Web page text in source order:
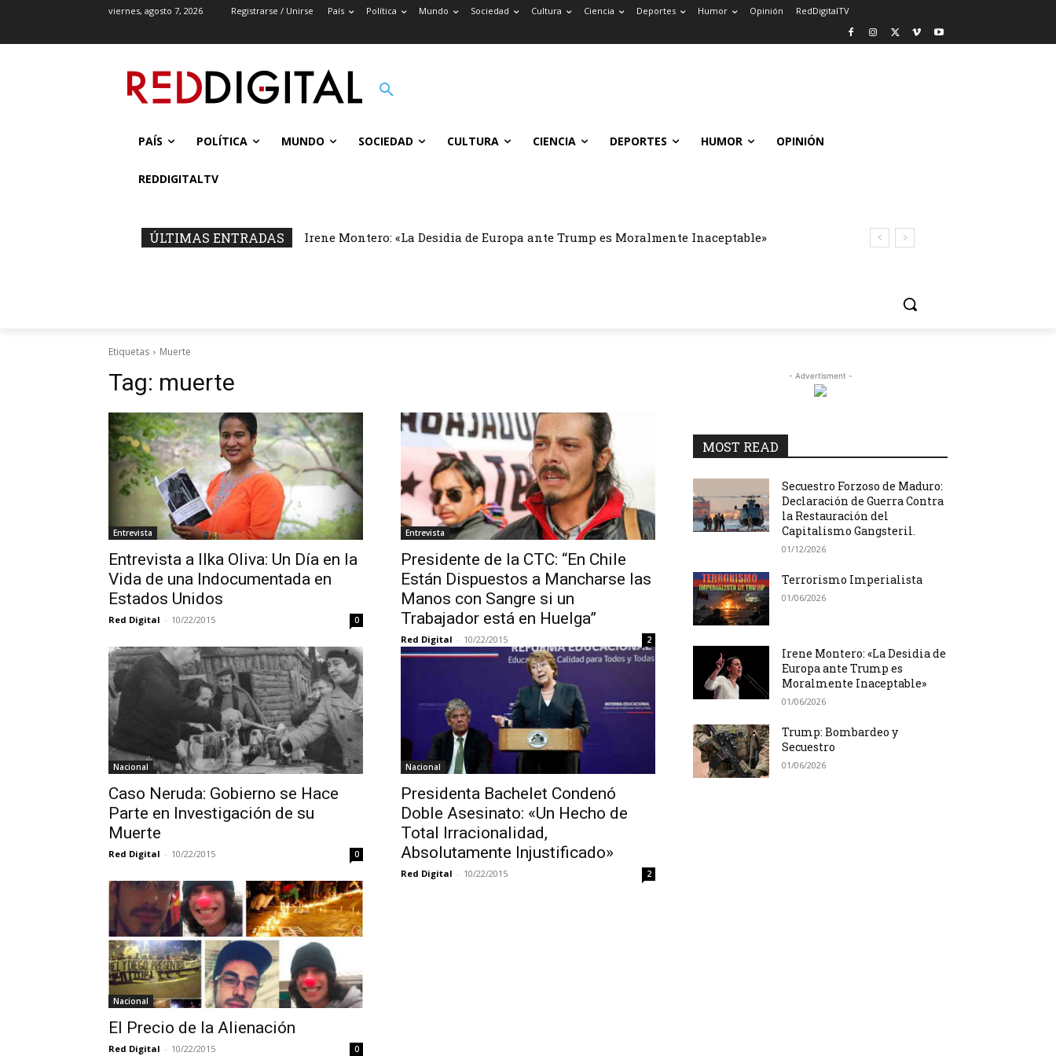
viernes, agosto 7, 2026 Registrarse / Unirse País Política Mundo Sociedad Cultura Ciencia Deportes Humor Opinión RedDigitalTV
PAÍS POLÍTICA MUNDO SOCIEDAD CULTURA CIENCIA DEPORTES HUMOR OPINIÓN
REDDIGITALTV
ÚLTIMAS ENTRADAS Irene Montero: «La Desidia de Europa ante Trump es Moralmente Inaceptable»
Etiquetas Muerte
Tag: muerte
Entrevista
Entrevista a Ilka Oliva: Un Día en la
Vida de una Indocumentada en
Estados Unidos
Red Digital - 10/22/2015 0
Entrevista
Presidente de la CTC: “En Chile
Están Dispuestos a Mancharse las
Manos con Sangre si un
Trabajador está en Huelga”
Red Digital - 10/22/2015 2
Nacional
Caso Neruda: Gobierno se Hace
Parte en Investigación de su
Muerte
Red Digital - 10/22/2015 0
Nacional
Presidenta Bachelet Condenó
Doble Asesinato: «Un Hecho de
Total Irracionalidad,
Absolutamente Injustificado»
Red Digital - 10/22/2015 2
Nacional
El Precio de la Alienación
Red Digital - 10/22/2015 0
- Advertisment -
MOST READ
Secuestro Forzoso de Maduro:
Declaración de Guerra Contra
la Restauración del
Capitalismo Gangsteril.
01/12/2026
Terrorismo Imperialista
01/06/2026
Irene Montero: «La Desidia de
Europa ante Trump es
Moralmente Inaceptable»
01/06/2026
Trump: Bombardeo y
Secuestro
01/06/2026